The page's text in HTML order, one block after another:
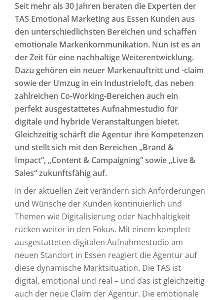
Seit mehr als 30 Jahren beraten die Experten der
TAS Emotional Marketing aus Essen Kunden aus
den unterschiedlichsten Bereichen und schaffen
emotionale Markenkommunikation. Nun ist es an
der Zeit für eine nachhaltige Weiterentwicklung.
Dazu gehören ein neuer Markenauftritt und -claim
sowie der Umzug in ein Industrieloft, das neben
zahlreichen Co-Working-Bereichen auch ein
perfekt ausgestattetes Aufnahmestudio für
digitale und hybride Veranstaltungen bietet.
Gleichzeitig schärft die Agentur ihre Kompetenzen
und stellt sich mit den Bereichen „Brand &
Impact“, „Content & Campaigning“ sowie „Live &
Sales“ zukunftsfähig auf.
In der aktuellen Zeit verändern sich Anforderungen
und Wünsche der Kunden kontinuierlich und
Themen wie Digitalisierung oder Nachhaltigkeit
rücken weiter in den Fokus. Mit einem komplett
ausgestatteten digitalen Aufnahmestudio am
neuen Standort in Essen reagiert die Agentur auf
diese dynamische Marktsituation. Die TAS ist
digital, emotional und real – und das ist gleichzeitig
auch der neue Claim der Agentur. Die emotionale